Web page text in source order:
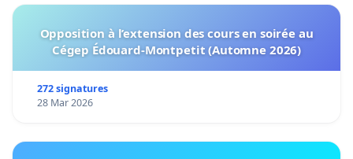
Opposition à l’extension des cours en soirée au
Cégep Édouard-Montpetit (Automne 2026)
272 signatures
28 Mar 2026